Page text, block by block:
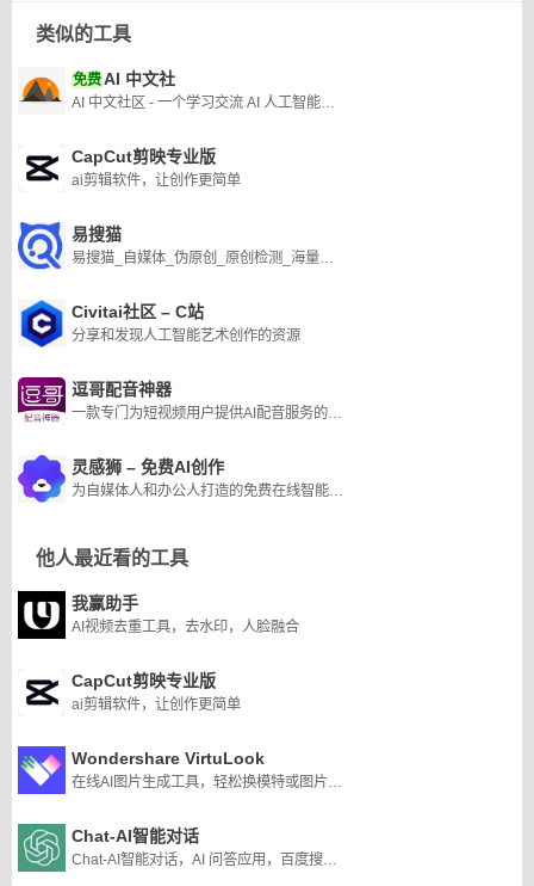
类似的工具
免费AI 中文社
AI 中文社区 - 一个学习交流 AI 人工智能技术的中文社区
CapCut剪映专业版
ai剪辑软件，让创作更简单
易搜猫
易搜猫_自媒体_伪原创_原创检测_海量素材_写作技巧
Civitai社区 – C站
分享和发现人工智能艺术创作的资源
逗哥配音神器
一款专门为短视频用户提供AI配音服务的软件平台
灵感狮 – 免费AI创作
为自媒体人和办公人打造的免费在线智能AI写作平台。这一平台通过强大的GPT AI技术，能够自动生成高质量的原创内容，覆盖了多种创作类型，满足不同场景需求
他人最近看的工具
我赢助手
AI视频去重工具，去水印，人脸融合
CapCut剪映专业版
ai剪辑软件，让创作更简单
Wondershare VirtuLook
在线AI图片生成工具，轻松换模特或图片背景
Chat-AI智能对话
Chat-AI智能对话，AI 问答应用，百度搜索正在使用的 AI 工具。